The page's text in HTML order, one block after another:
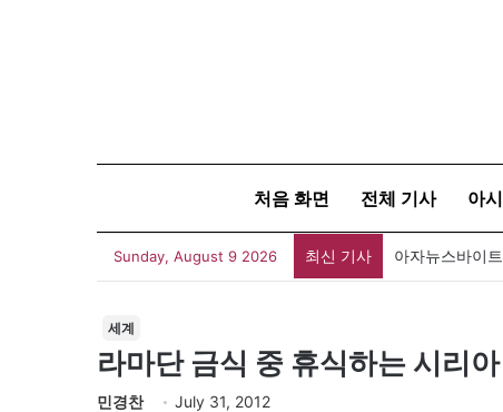
처음 화면 전체 기사 아
Sunday, August 9 2026 최신 기사 아자뉴스바이
세계
라마단 금식 중 휴식하는 시리
민경찬 July 31, 2012